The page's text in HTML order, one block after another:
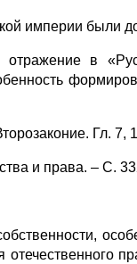
империи были
в
Гл. 7,
и права. – С.
отечественного